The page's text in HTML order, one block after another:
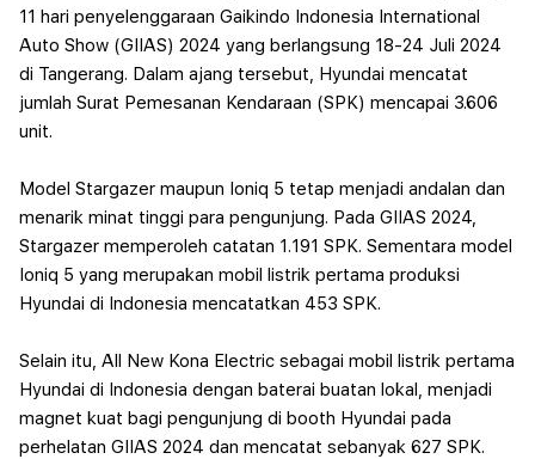
11 hari penyelenggaraan Gaikindo Indonesia International
Auto Show (GIIAS) 2024 yang berlangsung 18-24 Juli 2024
di Tangerang. Dalam ajang tersebut, Hyundai mencatat
jumlah Surat Pemesanan Kendaraan (SPK) mencapai 3.606
unit.
Model Stargazer maupun Ioniq 5 tetap menjadi andalan dan
menarik minat tinggi para pengunjung. Pada GIIAS 2024,
Stargazer memperoleh catatan 1.191 SPK. Sementara model
Ioniq 5 yang merupakan mobil listrik pertama produksi
Hyundai di Indonesia mencatatkan 453 SPK.
Selain itu, All New Kona Electric sebagai mobil listrik pertama
Hyundai di Indonesia dengan baterai buatan lokal, menjadi
magnet kuat bagi pengunjung di booth Hyundai pada
perhelatan GIIAS 2024 dan mencatat sebanyak 627 SPK.